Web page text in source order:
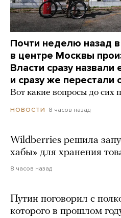
Почти неделю назад
в центре Москвы
Власти сразу
и сразу же перестали
Вот какие вопросы до сих
НОВОСТИ 8 часов назад
Wildberries решила
хабы» для хранения
8 часов назад
Путин поговорил с
которого в прошлом